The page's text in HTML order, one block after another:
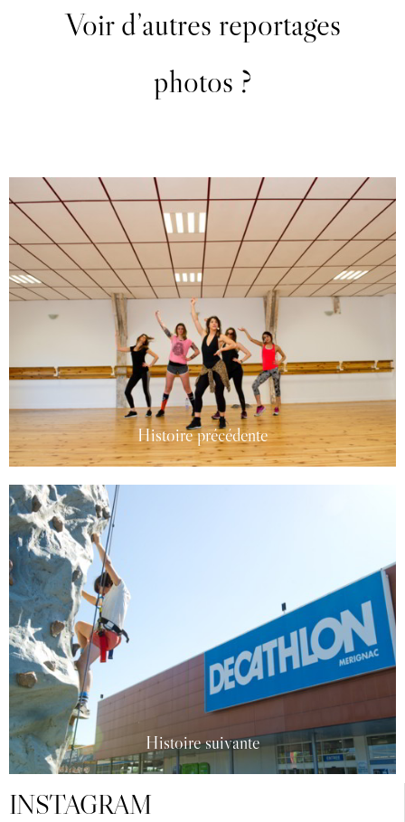
Voir d’autres reportages
photos ?
Histoire précédente
Reportage photo événementiel Contrex
Histoire suivante
Photographe événementiel - Décathlon
HISTOIRE SUIVANTE
INSTAGRAM